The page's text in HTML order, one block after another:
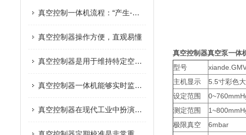
真空控制一体机流程：“产生-检测-调节-稳定”
真空控制器操作方便，直观易懂
真空控制器是用于维持特定空间内真空度的控制装置
真空控制器一体机能够实时监测真空体系内的压力状态
真空控制器在现代工业中扮演着至关重要的角色
真空控制器真空泵一体
型号
主机显示
5.5寸彩色
设定范围
测定范围
极限真空
6mbar